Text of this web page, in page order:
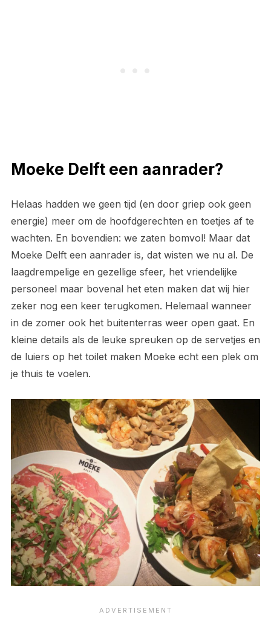
Moeke Delft een aanrader?
Helaas hadden we geen tijd (en door griep ook geen
energie) meer om de hoofdgerechten en toetjes af te
wachten. En bovendien: we zaten bomvol! Maar dat
Moeke Delft een aanrader is, dat wisten we nu al. De
laagdrempelige en gezellige sfeer, het vriendelijke
personeel maar bovenal het eten maken dat wij hier
zeker nog een keer terugkomen. Helemaal wanneer
in de zomer ook het buitenterras weer open gaat. En
kleine details als de leuke spreuken op de servetjes en
de luiers op het toilet maken Moeke echt een plek om
je thuis te voelen.